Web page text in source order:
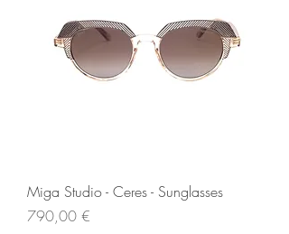
Miga Studio - Ceres - Sunglasses
Prezzo
790,00 €